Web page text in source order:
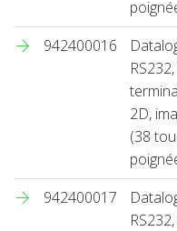
942400016
2D,
(38
942400017